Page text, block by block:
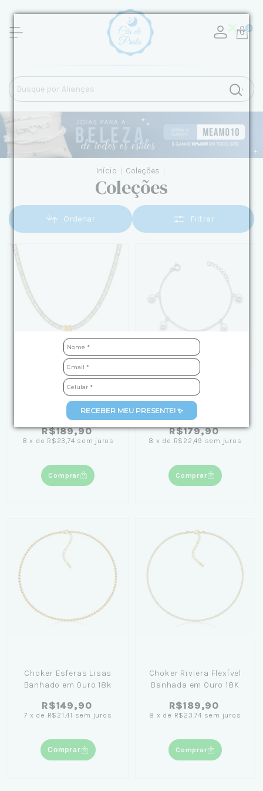
RECEBER MEU PRESENTE! ✨
0
Início Coleções
Coleções
Ordenar Filtrar
Choker Riviera Coração
Liso Banhado em Ouro
18k
R$189,90
8 x de R$23,74 sem juros
Comprar
Pulseira de Prata com
Pérolas Pendentes
R$179,90
8 x de R$22,49 sem juros
Comprar
Choker Esferas Lisas
Banhado em Ouro 18k
R$149,90
7 x de R$21,41 sem juros
Comprar
Choker Riviera Flexível
Banhada em Ouro 18K
R$189,90
8 x de R$23,74 sem juros
Comprar